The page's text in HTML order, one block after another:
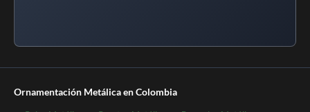
Ornamentación Metálica en Colombia